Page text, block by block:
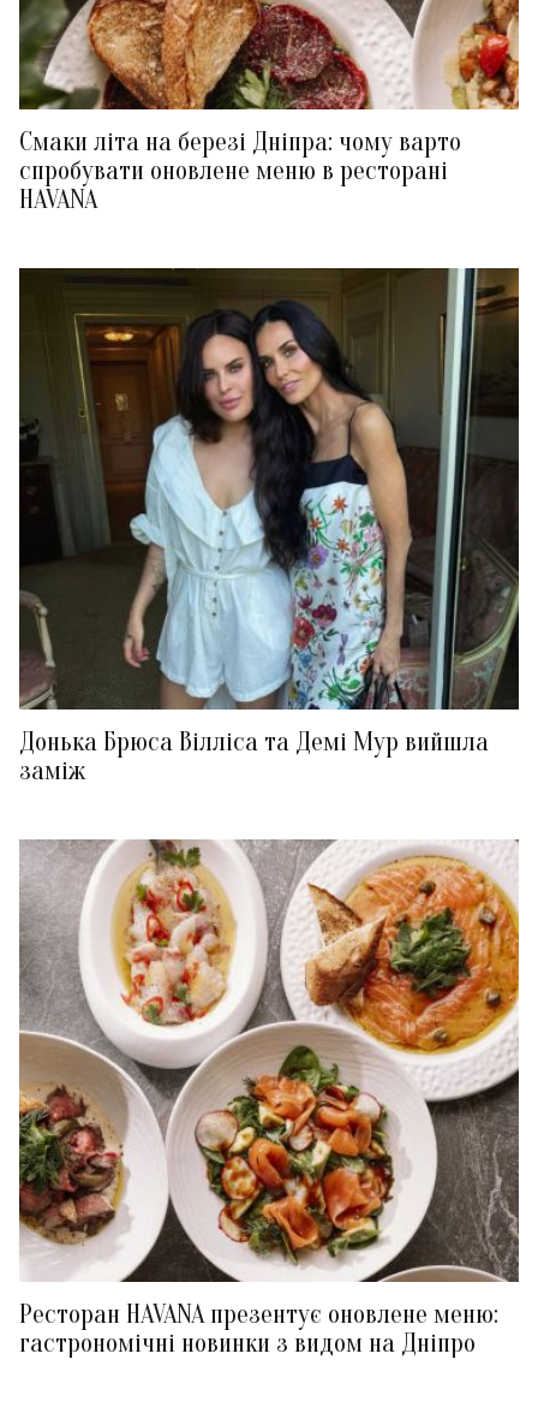
Смаки літа на березі Дніпра: чому варто
спробувати оновлене меню в ресторані
HAVANA
Донька Брюса Вілліса та Демі Мур вийшла
заміж
Ресторан HAVANA презентує оновлене меню:
гастрономічні новинки з видом на Дніпро